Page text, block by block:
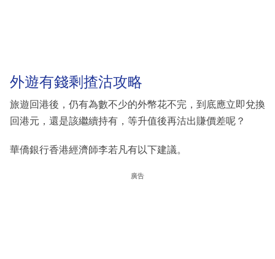
外遊有錢剩揸沽攻略
旅遊回港後，仍有為數不少的外幣花不完，到底應立即兌換
回港元，還是該繼續持有，等升值後再沽出賺價差呢？
華僑銀行香港經濟師李若凡有以下建議。
廣告